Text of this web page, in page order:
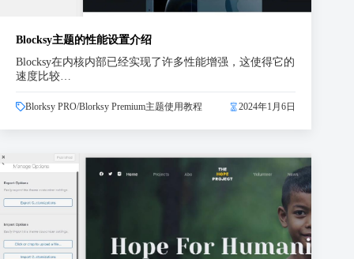
Blocksy主题的性能设置介绍
Blocksy在内核内部已经实现了许多性能增强，这使得它的
速度比较…
Blorksy PRO/Blorksy Premium主题使用教程 2024年1月6日